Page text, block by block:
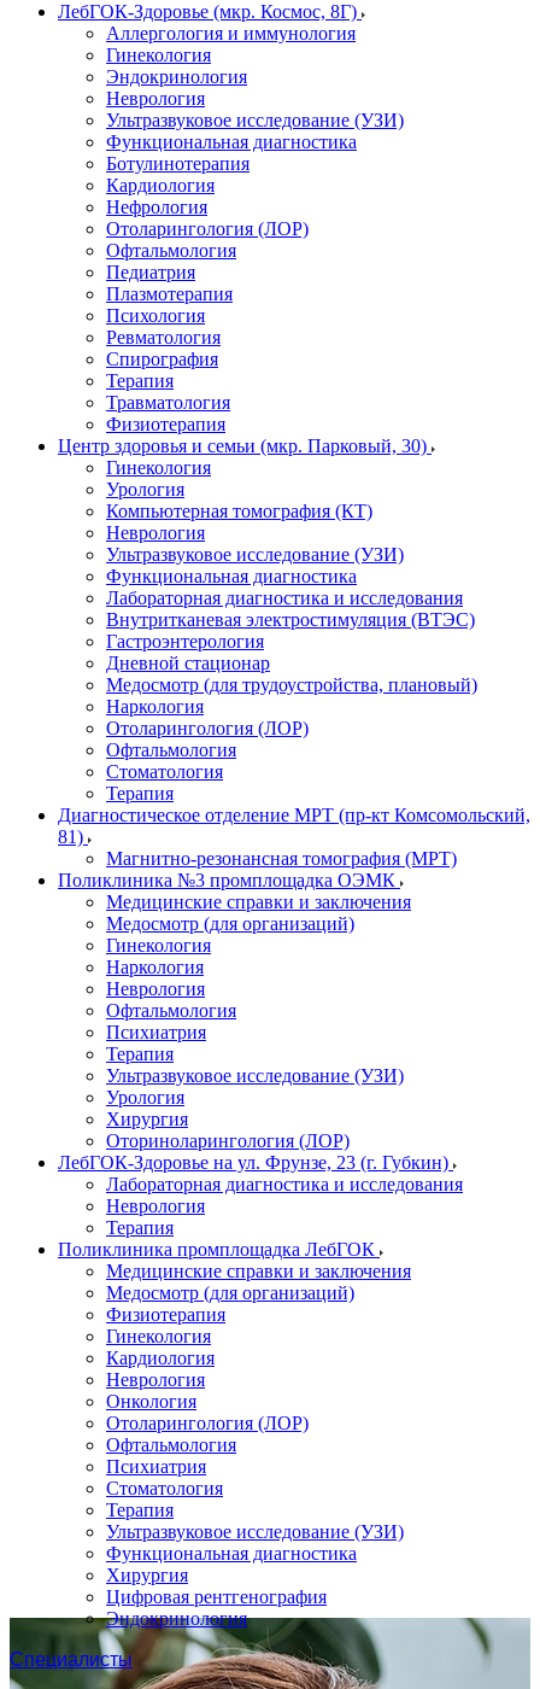
ЛебГОК-Здоровье (мкр. Космос, 8Г)
Аллергология и иммунология
Гинекология
Эндокринология
Неврология
Ультразвуковое исследование (УЗИ)
Функциональная диагностика
Ботулинотерапия
Кардиология
Нефрология
Отоларингология (ЛОР)
Офтальмология
Педиатрия
Плазмотерапия
Психология
Ревматология
Спирография
Терапия
Травматология
Физиотерапия
Центр здоровья и семьи (мкр. Парковый, 30)
Гинекология
Урология
Компьютерная томография (КТ)
Неврология
Ультразвуковое исследование (УЗИ)
Функциональная диагностика
Лабораторная диагностика и исследования
Внутритканевая электростимуляция (ВТЭС)
Гастроэнтерология
Дневной стационар
Медосмотр (для трудоустройства, плановый)
Наркология
Отоларингология (ЛОР)
Офтальмология
Стоматология
Терапия
Диагностическое отделение МРТ (пр-кт Комсомольский,
81)
Магнитно-резонансная томография (МРТ)
Поликлиника №3 промплощадка ОЭМК
Медицинские справки и заключения
Медосмотр (для организаций)
Гинекология
Наркология
Неврология
Офтальмология
Психиатрия
Терапия
Ультразвуковое исследование (УЗИ)
Урология
Хирургия
Оториноларингология (ЛОР)
ЛебГОК-Здоровье на ул. Фрунзе, 23 (г. Губкин)
Лабораторная диагностика и исследования
Неврология
Терапия
Поликлиника промплощадка ЛебГОК
Медицинские справки и заключения
Медосмотр (для организаций)
Физиотерапия
Гинекология
Кардиология
Неврология
Онкология
Отоларингология (ЛОР)
Офтальмология
Психиатрия
Стоматология
Терапия
Ультразвуковое исследование (УЗИ)
Функциональная диагностика
Хирургия
Цифровая рентгенография
Эндокринология
Специалисты